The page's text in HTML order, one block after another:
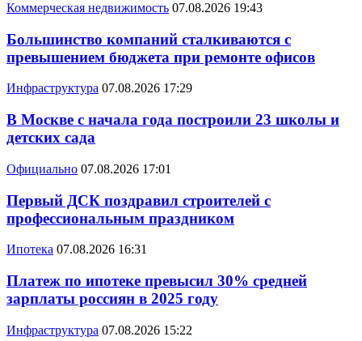
Коммерческая недвижимость 07.08.2026 19:43
Большинство компаний сталкиваются с
превышением бюджета при ремонте офисов
Инфраструктура 07.08.2026 17:29
В Москве с начала года построили 23 школы и
детских сада
Официально 07.08.2026 17:01
Первый ДСК поздравил строителей с
профессиональным праздником
Ипотека 07.08.2026 16:31
Платеж по ипотеке превысил 30% средней
зарплаты россиян в 2025 году
Инфраструктура 07.08.2026 15:22